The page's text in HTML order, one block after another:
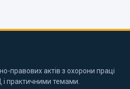
правових актів з охорони праці
практичними темами.